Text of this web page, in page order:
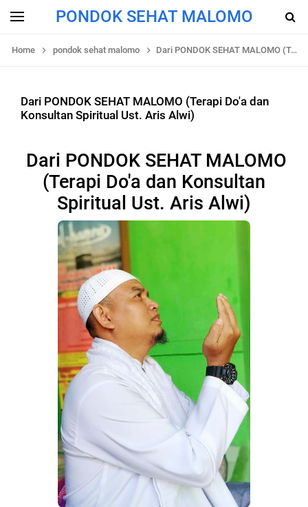
PONDOK SEHAT MALOMO
Home pondok sehat malomo Dari PONDOK SEHAT MALOMO (Terapi Do'a dan Konsultan Spiritual Ust. Aris Alwi)
Dari PONDOK SEHAT MALOMO (Terapi Do'a dan
Konsultan Spiritual Ust. Aris Alwi)
Dari PONDOK SEHAT MALOMO
(Terapi Do'a dan Konsultan
Spiritual Ust. Aris Alwi)